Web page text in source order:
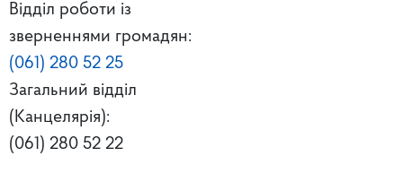
Відділ роботи із
зверненнями громадян:
(061) 280 52 25
Загальний відділ
(Канцелярія):
(061) 280 52 22